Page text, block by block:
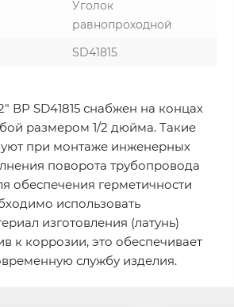
Уголок
равнопроходной
SD41815
ВР SD41815 снабжен на концах
размером 1/2 дюйма. Такие
при монтаже инженерных
поворота трубопровода
обеспечения герметичности
использовать
изготовления (латунь)
к коррозии, это обеспечивает
службу изделия.